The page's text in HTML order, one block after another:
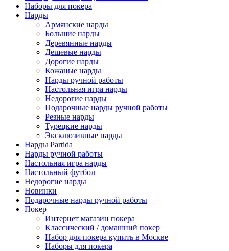
Наборы для покера
Нарды
Армянские нарды
Большие нарды
Деревянные нарды
Дешевые нарды
Дорогие нарды
Кожаные нарды
Нарды ручной работы
Настольная игра нарды
Недорогие нарды
Подарочные нарды ручной работы
Резные нарды
Турецкие нарды
Эксклюзивные нарды
Нарды Partida
Нарды ручной работы
Настольная игра нарды
Настольный футбол
Недорогие нарды
Новинки
Подарочные нарды ручной работы
Покер
Интернет магазин покера
Классический / домашний покер
Набор для покера купить в Москве
Наборы для покера